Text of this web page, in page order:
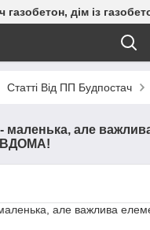
дім із
Статті Від ПП Будпостач
але
ВДОМА!